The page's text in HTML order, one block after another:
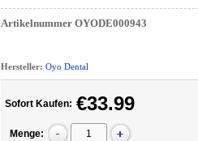
Artikelnummer OYODE000943
Hersteller: Oyo Dental
Sofort Kaufen: €33.99
Menge: